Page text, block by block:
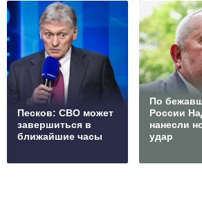
Песков: СВО может
завершиться в
ближайшие часы
По
России
нанесли
удар